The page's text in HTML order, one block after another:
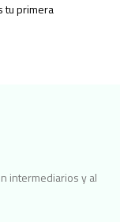
tu primera
intermediarios y al